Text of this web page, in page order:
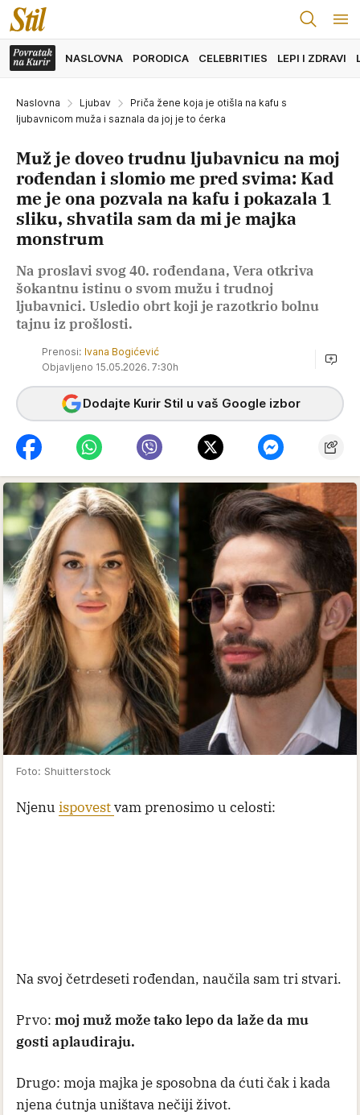
NASLOVNA PORODICA CELEBRITIES LEPI I ZDRAVI
Naslovna Ljubav
Priča žene koja je otišla na kafu s
ljubavnicom muža i saznala da joj je to ćerka
Muž je doveo trudnu ljubavnicu na moj
rođendan i slomio me pred svima: Kad
me je ona pozvala na kafu i pokazala 1
sliku, shvatila sam da mi je majka
monstrum
Na proslavi svog 40. rođendana, Vera otkriva
šokantnu istinu o svom mužu i trudnoj
ljubavnici. Usledio obrt koji je razotkrio bolnu
tajnu iz prošlosti.
Prenosi: Ivana Bogićević
Objavljeno 15.05.2026. 7:30h
Dodajte Kurir Stil u vaš Google izbor
Foto: Shuitterstock
Njenu ispovestvam prenosimo u celosti:
Na svoj četrdeseti rođendan, naučila sam tri stvari.
Prvo: moj muž može tako lepo da laže da mu
gosti aplaudiraju.
Drugo: moja majka je sposobna da ćuti čak i kada
njena ćutnja uništava nečiji život.